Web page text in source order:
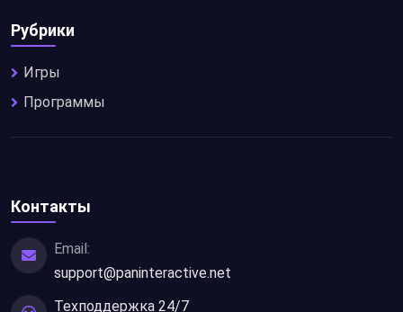
Рубрики
Игры
Программы
Контакты
Email:
support@paninteractive.net
Техподдержка 24/7